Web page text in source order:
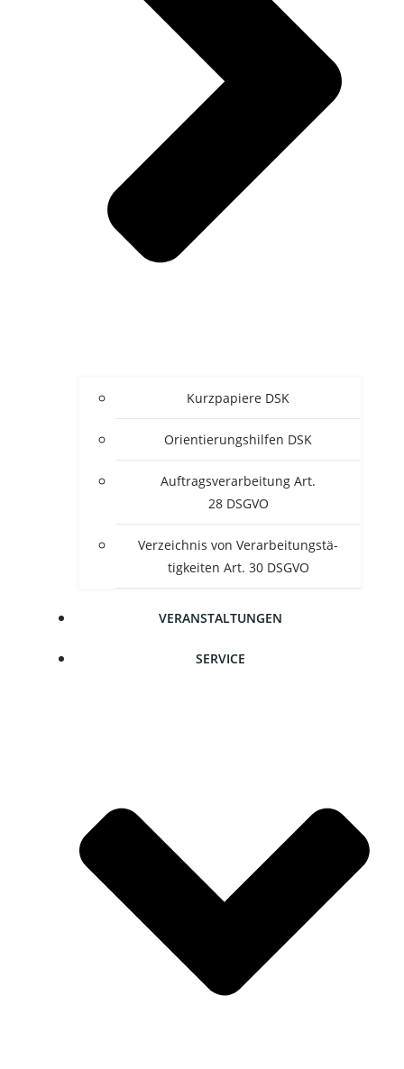
Kurz­pa­pie­re DSK
Ori­en­tie­rungs­hil­fen DSK
Auf­trags­ver­ar­bei­tung Art.
28 DSGVO
Ver­zeich­nis von Ver­ar­bei­tungs­tä­
tig­kei­ten Art. 30 DSGVO
VER­AN­STAL­TUN­GEN
SER­VICE